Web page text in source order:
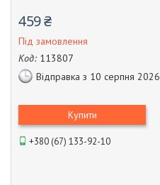
459 ₴
Під замовлення
Код: 113807
Відправка з 10 серпня 2026
Купити
+380 (67) 133-92-10